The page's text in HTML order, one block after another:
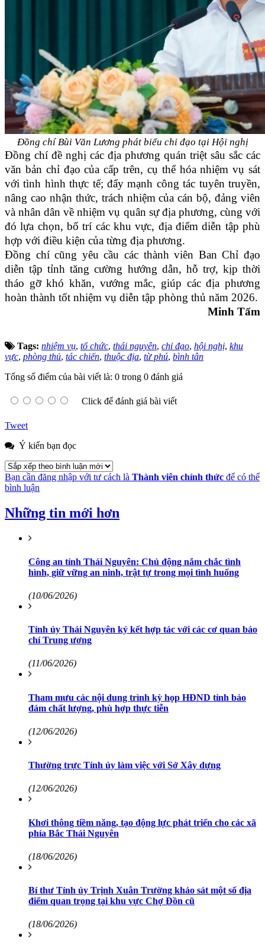
Đồng chí Bùi Văn Lương phát biểu chỉ đạo tại Hội nghị
Đồng chí đề nghị các địa phương quán triệt sâu sắc các
văn bản chỉ đạo của cấp trên, cụ thể hóa nhiệm vụ sát
với tình hình thực tế; đẩy mạnh công tác tuyên truyền,
nâng cao nhận thức, trách nhiệm của cán bộ, đảng viên
và nhân dân về nhiệm vụ quân sự địa phương, cùng với
đó lựa chọn, bố trí các khu vực, địa điểm diễn tập phù
hợp với điều kiện của từng địa phương.
Đồng chí cũng yêu cầu các thành viên Ban Chỉ đạo
diễn tập tỉnh tăng cường hướng dẫn, hỗ trợ, kịp thời
tháo gỡ khó khăn, vướng mắc, giúp các địa phương
hoàn thành tốt nhiệm vụ diễn tập phòng thủ năm 2026.
Minh Tấm
Tags: nhiệm vụ, tổ chức, thái nguyên, chỉ đạo, hội nghị, khu
vực, phòng thủ, tác chiến, thuộc địa, từ phú, bình tân
Tổng số điểm của bài viết là: 0 trong 0 đánh giá
Click để đánh giá bài viết
Tweet
Ý kiến bạn đọc
Bạn cần đăng nhập với tư cách là Thành viên chính thức để có thể
bình luận
Những tin mới hơn
Công an tỉnh Thái Nguyên: Chủ động nắm chắc tình
hình, giữ vững an ninh, trật tự trong mọi tình huống
(10/06/2026)
Tỉnh ủy Thái Nguyên ký kết hợp tác với các cơ quan báo
chí Trung ương
(11/06/2026)
Tham mưu các nội dung trình kỳ họp HĐND tỉnh bảo
đảm chất lượng, phù hợp thực tiễn
(12/06/2026)
Thường trực Tỉnh ủy làm việc với Sở Xây dựng
(12/06/2026)
Khơi thông tiềm năng, tạo động lực phát triển cho các xã
phía Bắc Thái Nguyên
(18/06/2026)
Bí thư Tỉnh ủy Trịnh Xuân Trường khảo sát một số địa
điểm quan trọng tại khu vực Chợ Đồn cũ
(18/06/2026)